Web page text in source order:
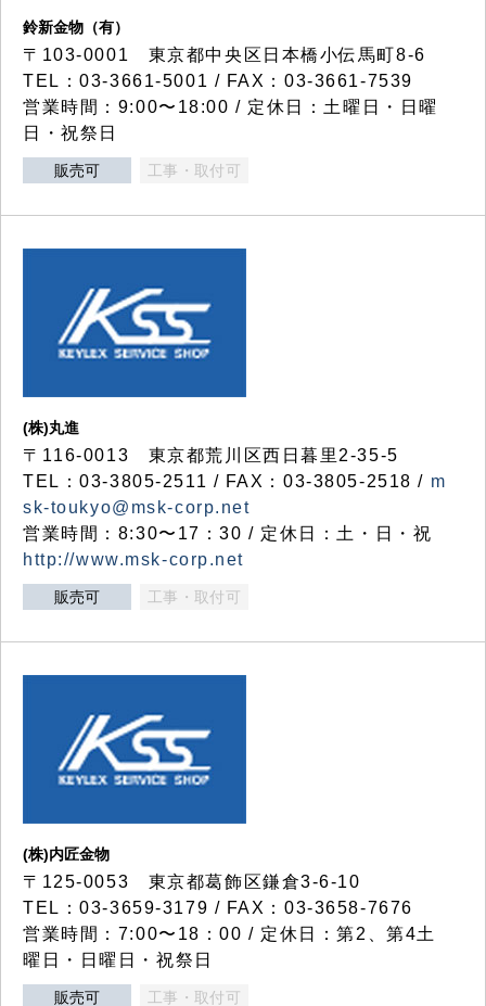
鈴新金物（有）
〒103-0001 東京都中央区日本橋小伝馬町8-6
TEL：03-3661-5001 / FAX：03-3661-7539
営業時間：9:00〜18:00 / 定休日：土曜日・日曜
日・祝祭日
販売可 工事・取付可
(株)丸進
〒116-0013 東京都荒川区西日暮里2-35-5
TEL：03-3805-2511 / FAX：03-3805-2518 / m
sk-toukyo@msk-corp.net
営業時間：8:30〜17：30 / 定休日：土・日・祝
http://www.msk-corp.net
販売可 工事・取付可
(株)内匠金物
〒125-0053 東京都葛飾区鎌倉3-6-10
TEL：03-3659-3179 / FAX：03-3658-7676
営業時間：7:00〜18：00 / 定休日：第2、第4土
曜日・日曜日・祝祭日
販売可 工事・取付可